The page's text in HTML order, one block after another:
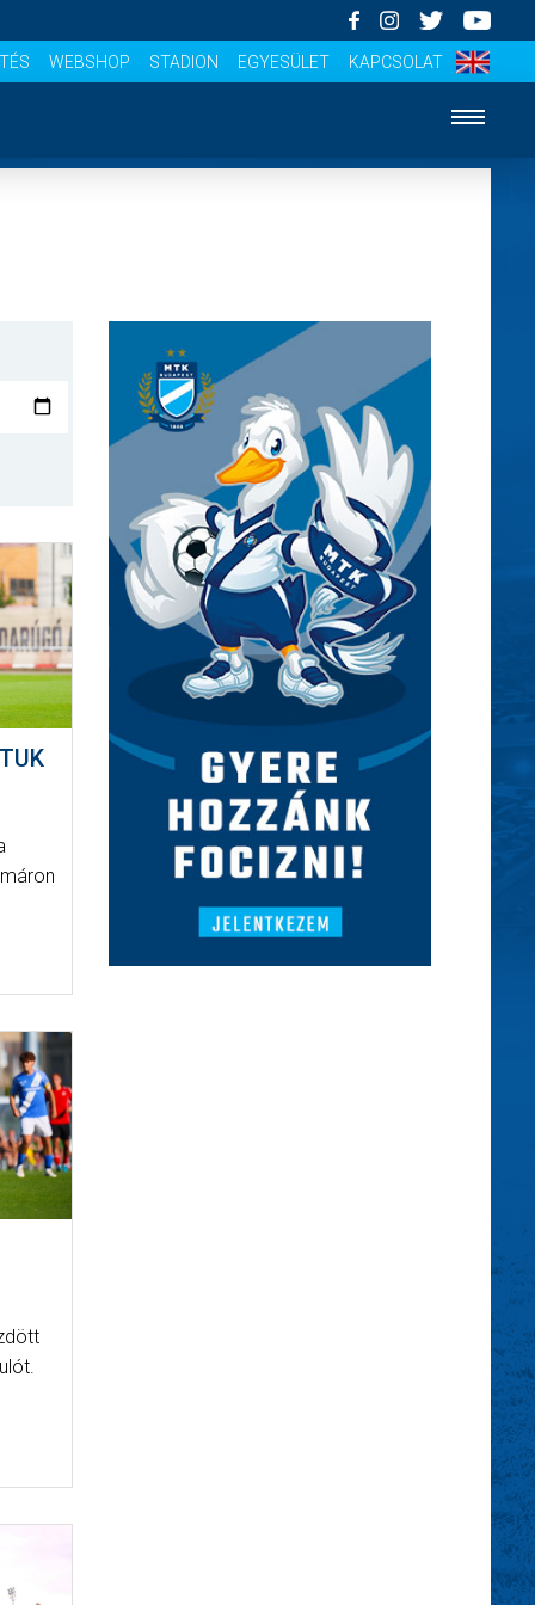
WEBSHOP STADION EGYESÜLET KAPCSOLAT